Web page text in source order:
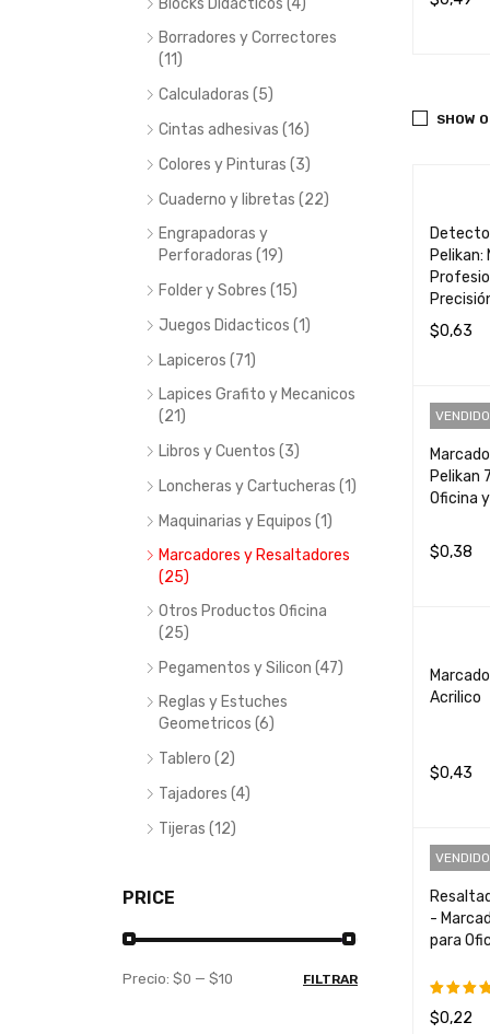
AÑADIR AL CARRIT QUICK
Blocks Didacticos (4)
Borradores y Correctores
(11)
Calculadoras (5)
Cintas adhesivas (16)
Colores y Pinturas (3)
Cuaderno y libretas (22)
Engrapadoras y
Perforadoras (19)
Folder y Sobres (15)
Juegos Didacticos (1)
Lapiceros (71)
Lapices Grafito y Mecanicos
(21)
Libros y Cuentos (3)
Loncheras y Cartucheras (1)
Maquinarias y Equipos (1)
Marcadores y Resaltadores
(25)
Otros Productos Oficina
(25)
Pegamentos y Silicon (47)
Reglas y Estuches
Geometricos (6)
Tablero (2)
Tajadores (4)
Tijeras (12)
PRICE
FILTRAR
Precio: $0 — $10
SHOW
Pelikan:
$0,63
VENDIDO
Pelikan
Oficina
$0,38
Acrilico
$0,43
VENDIDO
-
para
$0,22